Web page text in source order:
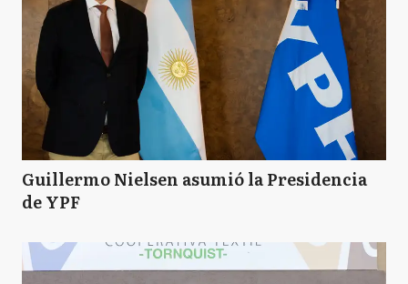
Guillermo Nielsen asumió la Presidencia
de YPF